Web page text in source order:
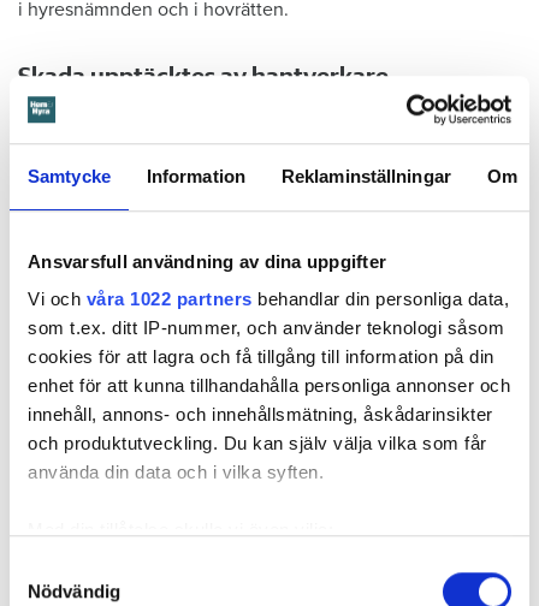
Samtycke Information Reklaminställningar Om
Ansvarsfull användning av dina uppgifter
Vi och våra 1022 partners behandlar din personliga data,
som t.ex. ditt IP-nummer, och använder teknologi såsom
cookies för att lagra och få tillgång till information på din
enhet för att kunna tillhandahålla personliga annonser och
innehåll, annons- och innehållsmätning, åskådarinsikter
och produktutveckling. Du kan själv välja vilka som får
använda din data och i vilka syften.
som kan ha en noggrannhet på upp till flera meter
Nödvändig
i hyresnämnden och i hovrätten.
Skada upptäcktes av hantverkare
Det var när hyresvärdens hantverkare skulle byta ett
duschmunstycke under hösten förra året som en spricka i
plastmattan på väggen i duschen upptäcktes. Strax efter
detta lät värden ett företag göra en besiktning av
svetsskarven under en längre tid och orsakat omfattande
vattenskador.
Därför sade den privata hyresvärden upp hyreskontraktet
med hänvisning till att hyresgästen inte iakttagit sin så
kallade vårdplikt (se faktaruta). Eftersom han inte gick med
på att flytta fick hyresnämnden i Malmö pröva
uppsägningen.